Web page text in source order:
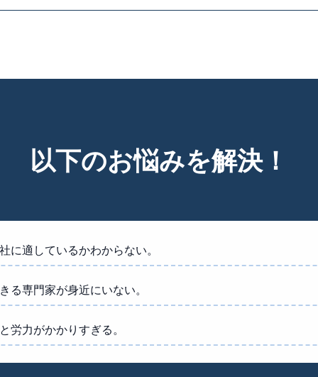
以下のお悩みを解決！
に適しているかわからない。
る専門家が身近にいない。
労力がかかりすぎる。